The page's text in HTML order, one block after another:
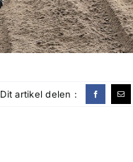
Dit artikel delen :